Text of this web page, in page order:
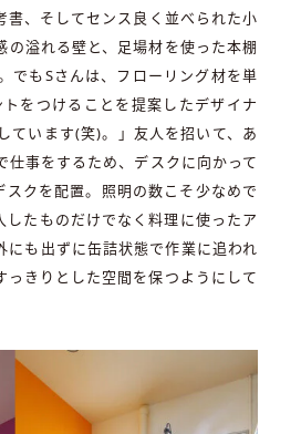
、そしてセンス良く並べられた小
溢れる壁と、足場材を使った本棚
でもSさんは、フローリング材を単
をつけることを提案したデザイナ
ています(笑)。」友人を招いて、あ
事をするため、デスクに向かって
クを配置。照明の数こそ少なめで
たものだけでなく料理に使ったア
も出ずに缶詰状態で作業に追われ
きりとした空間を保つようにして